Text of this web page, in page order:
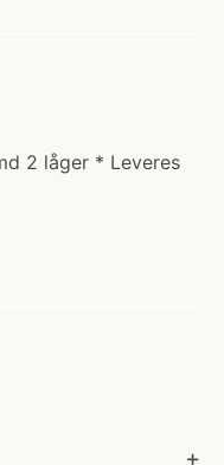
2 låger * Leveres